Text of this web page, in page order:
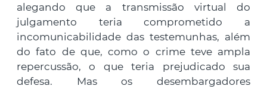
alegando que a transmissão virtual do
julgamento teria comprometido a
incomunicabilidade das testemunhas, além
do fato de que, como o crime teve ampla
repercussão, o que teria prejudicado sua
defesa. Mas os desembargadores